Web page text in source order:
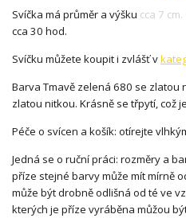
Svíčka má průměr a výšku cca 7
cca 30 hod.
Svíčku můžete koupit i zvlášť v
Barva Tmavě zelená 680 se zlatou
zlatou nitkou. Krásně se třpytí, což
Péče o svícen a košík: otírejte
Jedná se o ruční práci: rozměry a
příze stejné barvy může mít mírně
může být drobně odlišná od té ve
kterých je příze vyráběna můžou